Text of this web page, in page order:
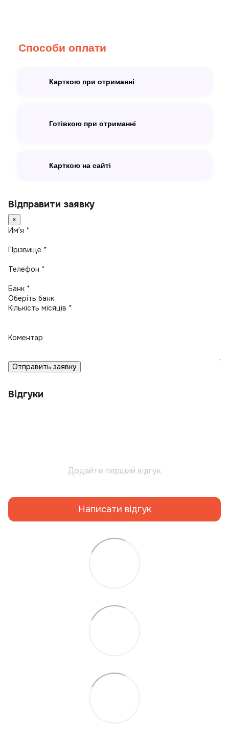
Способи оплати
Карткою при отриманні
Готівкою при отриманні
Карткою на сайті
Відправити заявку
×
Имʼя *
Прізвище *
Телефон *
Банк *
Кількість місяців *
Коментар
Отправить заявку
Відгуки
Додайте перший відгук
Написати відгук